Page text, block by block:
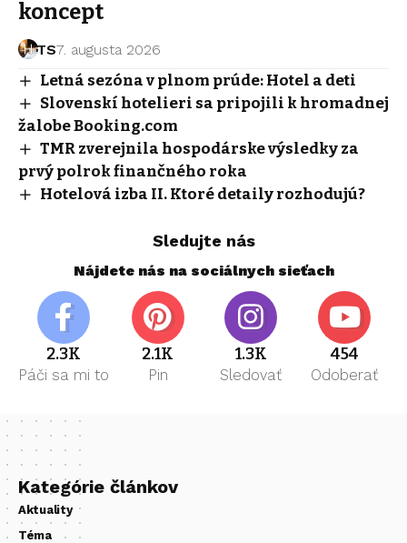
koncept
TS7. augusta 2026
Letná sezóna v plnom prúde: Hotel a deti
Slovenskí hotelieri sa pripojili k hromadnej
žalobe Booking.com
TMR zverejnila hospodárske výsledky za
prvý polrok finančného roka
Hotelová izba II. Ktoré detaily rozhodujú?
Sledujte nás
Nájdete nás na sociálnych sieťach
2.3K
Páči sa mi to
2.1K
Pin
1.3K
Sledovať
454
Odoberať
Kategórie článkov
Aktuality
Téma